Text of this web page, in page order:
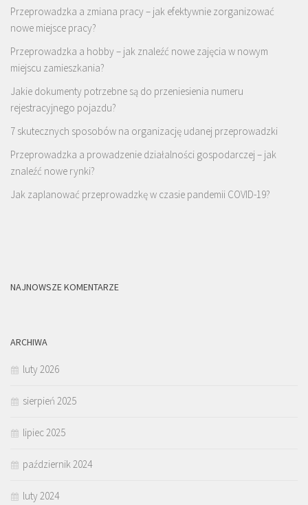
Przeprowadzka a zmiana pracy – jak efektywnie zorganizować
nowe miejsce pracy?
Przeprowadzka a hobby – jak znaleźć nowe zajęcia w nowym
miejscu zamieszkania?
Jakie dokumenty potrzebne są do przeniesienia numeru
rejestracyjnego pojazdu?
7 skutecznych sposobów na organizację udanej przeprowadzki
Przeprowadzka a prowadzenie działalności gospodarczej – jak
znaleźć nowe rynki?
Jak zaplanować przeprowadzkę w czasie pandemii COVID-19?
NAJNOWSZE KOMENTARZE
ARCHIWA
luty 2026
sierpień 2025
lipiec 2025
październik 2024
luty 2024